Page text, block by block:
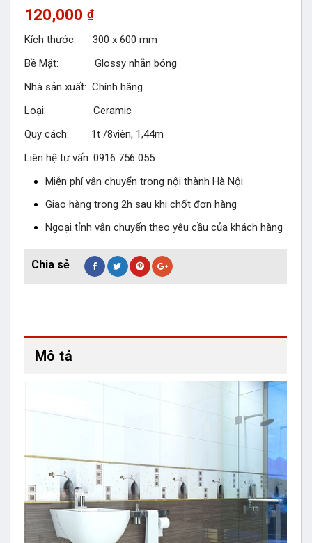
120,000 ₫
Kích thước: 300 x 600 mm
Bề Mặt: Glossy nhẵn bóng
Nhà sản xuất: Chính hãng
Loại: Ceramic
Quy cách: 1t /8viên, 1,44m
Liên hệ tư vấn: 0916 756 055
Miễn phí vận chuyển trong nội thành Hà Nội
Giao hàng trong 2h sau khi chốt đơn hàng
Ngoại tỉnh vận chuyển theo yêu cầu của khách hàng
Mô tả